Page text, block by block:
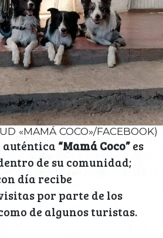
«MAMÁ COCO»/FACEBOOK)
auténtica “Mamá Coco”es
de su comunidad;
día recibe
por parte de los
de algunos turistas.